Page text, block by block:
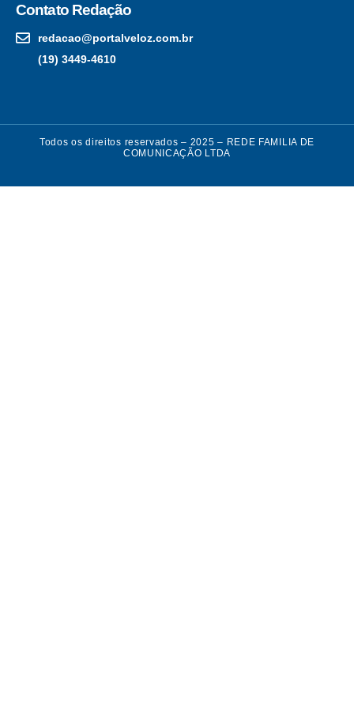
Contato Redação
redacao@portalveloz.com.br
(19) 3449-4610
Todos os direitos reservados – 2025 – REDE FAMILIA DE
COMUNICAÇÃO LTDA